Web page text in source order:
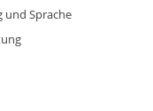
und Sprache